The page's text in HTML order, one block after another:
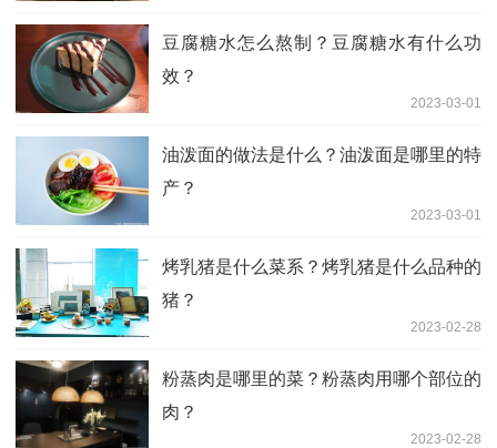
豆腐糖水怎么熬制？豆腐糖水有什么功
效？
2023-03-01
油泼面的做法是什么？油泼面是哪里的特
产？
2023-03-01
烤乳猪是什么菜系？烤乳猪是什么品种的
猪？
2023-02-28
粉蒸肉是哪里的菜？粉蒸肉用哪个部位的
肉？
2023-02-28